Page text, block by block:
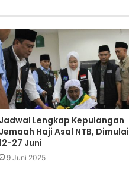
Jadwal Lengkap Kepulangan
Jemaah Haji Asal NTB, Dimulai
27 Juni
9 Juni 2025